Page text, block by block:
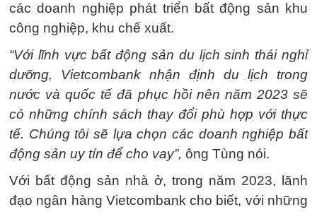
các doanh nghiệp phát triển bất động sản khu
công nghiệp, khu chế xuất.
“Với lĩnh vực bất động sản du lịch sinh thái nghỉ
dưỡng, Vietcombank nhận định du lịch trong
nước và quốc tế đã phục hồi nên năm 2023 sẽ
có những chính sách thay đổi phù hợp với thực
tế. Chúng tôi sẽ lựa chọn các doanh nghiệp bất
động sản uy tín để cho vay”, ông Tùng nói.
Với bất động sản nhà ở, trong năm 2023, lãnh
đạo ngân hàng Vietcombank cho biết, với những